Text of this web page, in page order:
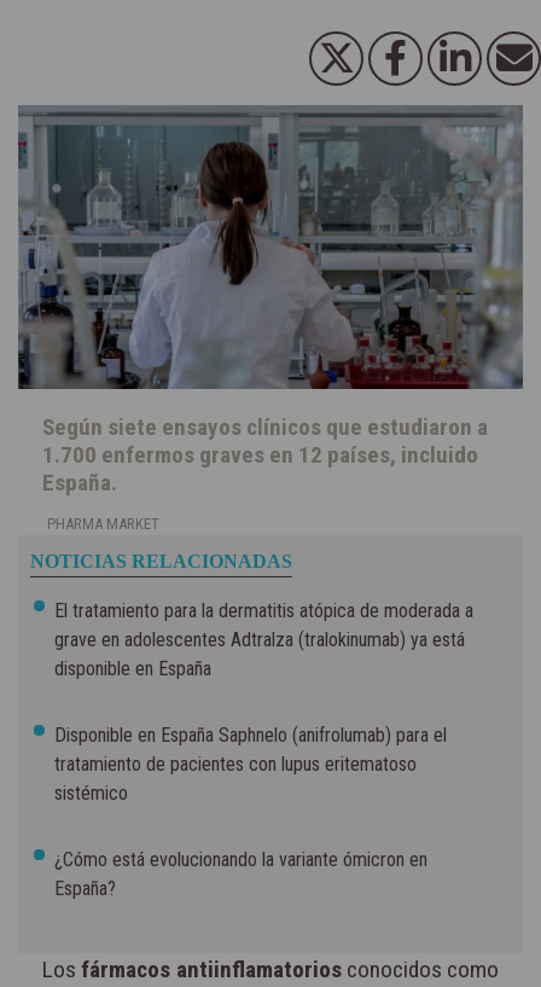
Según siete ensayos clínicos que estudiaron a
1.700 enfermos graves en 12 países, incluido
España.
PHARMA MARKET
NOTICIAS RELACIONADAS
El tratamiento para la dermatitis atópica de moderada a
grave en adolescentes Adtralza (tralokinumab) ya está
disponible en España
Disponible en España Saphnelo (anifrolumab) para el
tratamiento de pacientes con lupus eritematoso
sistémico
¿Cómo está evolucionando la variante ómicron en
España?
Los fármacos antiinflamatoriosconocidos como